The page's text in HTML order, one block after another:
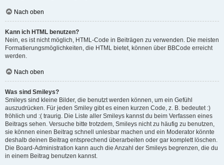
Nach oben
Kann ich HTML benutzen?
Nein, es ist nicht möglich, HTML-Code in Beiträgen zu verwenden. Die meisten
Formatierungsmöglichkeiten, die HTML bietet, können über BBCode erreicht
werden.
Nach oben
Was sind Smileys?
Smileys sind kleine Bilder, die benutzt werden können, um ein Gefühl
auszudrücken. Für jeden Smiley gibt es einen kurzen Code, z. B. bedeutet :)
fröhlich und :( traurig. Die Liste aller Smileys kannst du beim Verfassen eines
Beitrags sehen. Versuche bitte trotzdem, Smileys nicht zu häufig zu benutzen,
sie können einen Beitrag schnell unlesbar machen und ein Moderator könnte
deshalb deinen Beitrag entsprechend überarbeiten oder gar komplett löschen.
Die Board-Administration kann auch die Anzahl der Smileys begrenzen, die du
in einem Beitrag benutzen kannst.